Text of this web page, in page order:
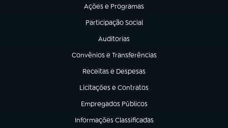
Ações e Programas
(abre em nova aba)
Participação Social
(abre em nova aba)
Auditorias
(abre em nova aba)
Convênios e Transferências
(abre em nova aba)
Receitas e Despesas
(abre em nova aba)
Licitações e Contratos
(abre em nova aba)
Empregados Públicos
(abre em nova aba)
Informações Classificadas
(abre em nova aba)